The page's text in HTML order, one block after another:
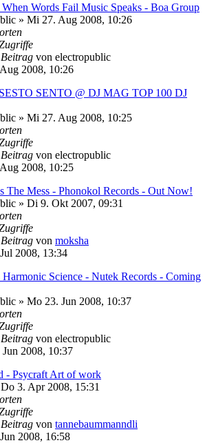
When Words Fail Music Speaks - Boa Group
» Mi 27. Aug 2008, 10:26
von electropublic
2008, 10:26
SENTO @ DJ MAG TOP 100 DJ
» Mi 27. Aug 2008, 10:25
von electropublic
2008, 10:25
The Mess - Phonokol Records - Out Now!
» Di 9. Okt 2007, 09:31
von moksha
2008, 13:34
Science - Nutek Records - Coming
» Mo 23. Jun 2008, 10:37
von electropublic
2008, 10:37
- Psycraft Art of work
Do 3. Apr 2008, 15:31
von tannebaummanndli
2008, 16:58